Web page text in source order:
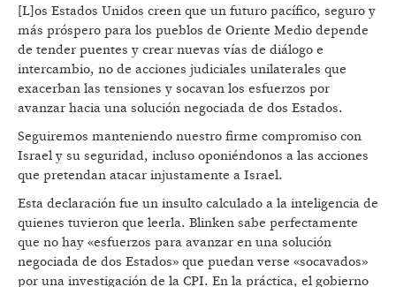
[L]os Estados Unidos creen que un futuro pacífico, seguro y
más próspero para los pueblos de Oriente Medio depende
de tender puentes y crear nuevas vías de diálogo e
intercambio, no de acciones judiciales unilaterales que
exacerban las tensiones y socavan los esfuerzos por
avanzar hacia una solución negociada de dos Estados.
Seguiremos manteniendo nuestro firme compromiso con
Israel y su seguridad, incluso oponiéndonos a las acciones
que pretendan atacar injustamente a Israel.
Esta declaración fue un insulto calculado a la inteligencia de
quienes tuvieron que leerla. Blinken sabe perfectamente
que no hay «esfuerzos para avanzar en una solución
negociada de dos Estados» que puedan verse «socavados»
por una investigación de la CPI. En la práctica, el gobierno